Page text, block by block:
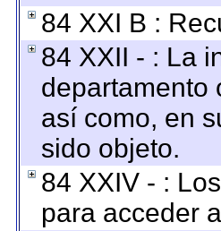
84 XXI B :
84 XXII - : La
departamento
así como, en
sido objeto.
84 XXIV - :
para acceder